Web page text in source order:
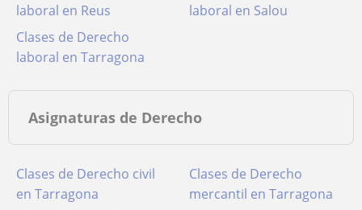
laboral en Reus
laboral en Salou
Clases de Derecho
laboral en Tarragona
Asignaturas de Derecho
Clases de Derecho civil
en Tarragona
Clases de Derecho
mercantil en Tarragona